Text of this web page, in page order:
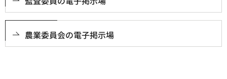
農業委員会の電子掲示場